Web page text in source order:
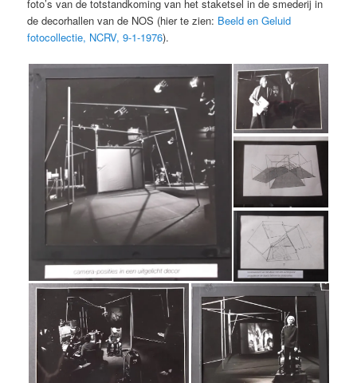
foto’s van de totstandkoming van het staketsel in de smederij in
de decorhallen van de NOS (hier te zien: Beeld en Geluid
fotocollectie, NCRV, 9-1-1976).